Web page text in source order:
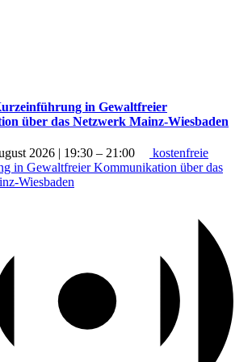
in Gewaltfreier
über das Netzwerk Mainz-Wiesbaden
2026 | 19:30 – 21:00
kostenfreie
in Gewaltfreier Kommunikation über das
Wiesbaden